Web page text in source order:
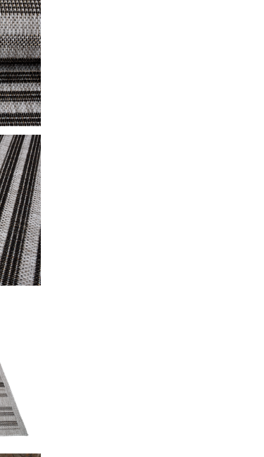
Preferenze
I cookie relativi alle preferenze permettono al sito di ricordare
esempio la tua lingua preferita o la regione in cui ti trovi.
Statistica
I cookie statistici aiutano i proprietari dei siti web a capire
modo anonimo.
Marketing
I cookie di marketing vengono utilizzati per tracciare gli utenti
interessanti per i singoli utenti e quindi più preziosi per gli
Non classificati